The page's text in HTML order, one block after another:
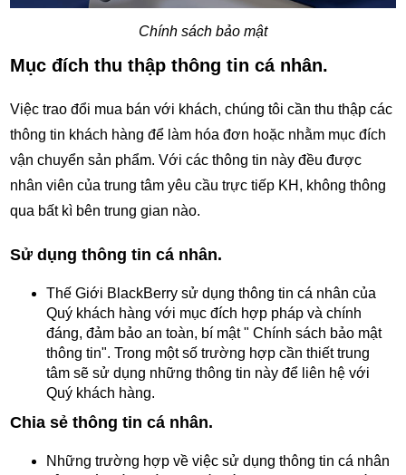
Chính sách bảo mật
Mục đích thu thập thông tin cá nhân.
Việc trao đổi mua bán với khách, chúng tôi cần thu thập các
thông tin khách hàng để làm hóa đơn hoặc nhằm mục đích
vận chuyển sản phẩm. Với các thông tin này đều được
nhân viên của trung tâm yêu cầu trực tiếp KH, không thông
qua bất kì bên trung gian nào.
Sử dụng thông tin cá nhân.
Thế Giới BlackBerry sử dụng thông tin cá nhân của
Quý khách hàng với mục đích hợp pháp và chính
đáng, đảm bảo an toàn, bí mật " Chính sách bảo mật
thông tin". Trong một số trường hợp cần thiết trung
tâm sẽ sử dụng những thông tin này để liên hệ với
Quý khách hàng.
Chia sẻ thông tin cá nhân.
Những trường hợp về việc sử dụng thông tin cá nhân